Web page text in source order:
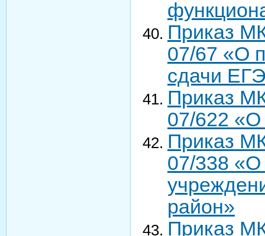
Приказ
07/67 «О
сдачи
Приказ
07/622 «О
Приказ
07/338
район»
Приказ